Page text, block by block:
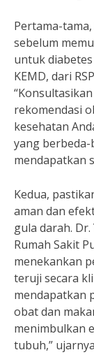
Pertama-
sebelum
untuk diabetes
KEMD, dari
rekomendasi
kesehatan
yang
mendapatkan
Kedua,
aman dan
gula darah. Dr.
Rumah Sakit
menekankan
teruji secara
mendapatkan
obat dan
menimbulkan
tubuh,”